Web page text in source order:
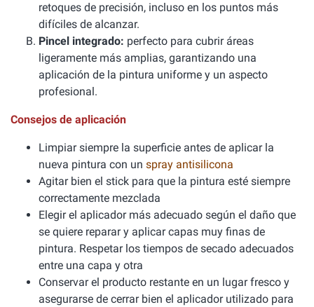
retoques de precisión, incluso en los puntos más
difíciles de alcanzar.
Pincel integrado: perfecto para cubrir áreas
ligeramente más amplias, garantizando una
aplicación de la pintura uniforme y un aspecto
profesional.
Consejos de aplicación
Limpiar siempre la superficie antes de aplicar la
nueva pintura con un spray antisilicona
Agitar bien el stick para que la pintura esté siempre
correctamente mezclada
Elegir el aplicador más adecuado según el daño que
se quiere reparar y aplicar capas muy finas de
pintura. Respetar los tiempos de secado adecuados
entre una capa y otra
Conservar el producto restante en un lugar fresco y
asegurarse de cerrar bien el aplicador utilizado para